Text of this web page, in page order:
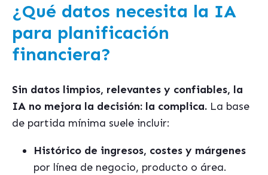
¿Qué datos necesita la IA
para planificación
financiera?
Sin datos limpios, relevantes y confiables, la
IA no mejora la decisión: la complica. La base
de partida mínima suele incluir:
Histórico de ingresos, costes y márgenes
por línea de negocio, producto o área.